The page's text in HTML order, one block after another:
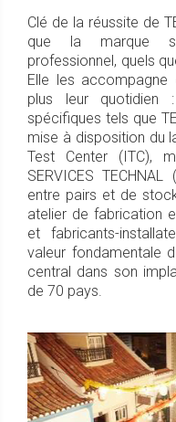
Clé de la réussite de
que la marque
professionnel, quels
Elle les accompagne
plus leur quotidien
spécifiques tels que
mise à disposition du
Test Center (ITC),
SERVICES
entre pairs et de
atelier de fabrication
et fabricants-
valeur fondamentale
central dans son
de 70 pays.